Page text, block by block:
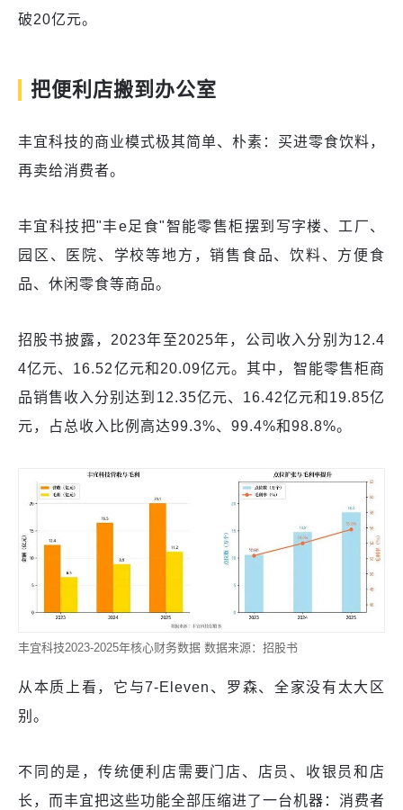
破20亿元。
把便利店搬到办公室
丰宜科技的商业模式极其简单、朴素：买进零食饮料，
再卖给消费者。
丰宜科技把"丰e足食"智能零售柜摆到写字楼、工厂、
园区、医院、学校等地方，销售食品、饮料、方便食
品、休闲零食等商品。
招股书披露，2023年至2025年，公司收入分别为12.4
4亿元、16.52亿元和20.09亿元。其中，智能零售柜商
品销售收入分别达到12.35亿元、16.42亿元和19.85亿
元，占总收入比例高达99.3%、99.4%和98.8%。
丰宜科技2023-2025年核心财务数据 数据来源：招股书
从本质上看，它与7-Eleven、罗森、全家没有太大区
别。
不同的是，传统便利店需要门店、店员、收银员和店
长，而丰宜把这些功能全部压缩进了一台机器：消费者